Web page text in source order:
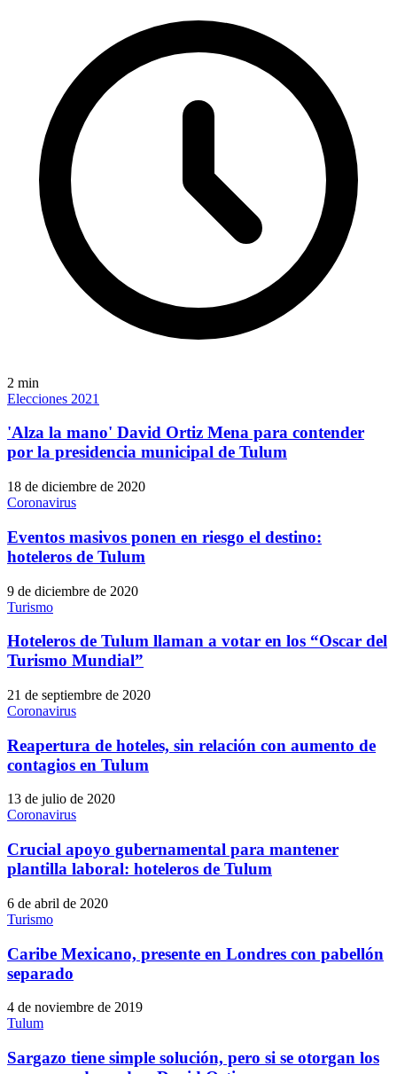
2 min
Elecciones 2021
'Alza la mano' David Ortiz Mena para contender
por la presidencia municipal de Tulum
18 de diciembre de 2020
Coronavirus
Eventos masivos ponen en riesgo el destino:
hoteleros de Tulum
9 de diciembre de 2020
Turismo
Hoteleros de Tulum llaman a votar en los “Oscar del
Turismo Mundial”
21 de septiembre de 2020
Coronavirus
Reapertura de hoteles, sin relación con aumento de
contagios en Tulum
13 de julio de 2020
Coronavirus
Crucial apoyo gubernamental para mantener
plantilla laboral: hoteleros de Tulum
6 de abril de 2020
Turismo
Caribe Mexicano, presente en Londres con pabellón
separado
4 de noviembre de 2019
Tulum
Sargazo tiene simple solución, pero si se otorgan los